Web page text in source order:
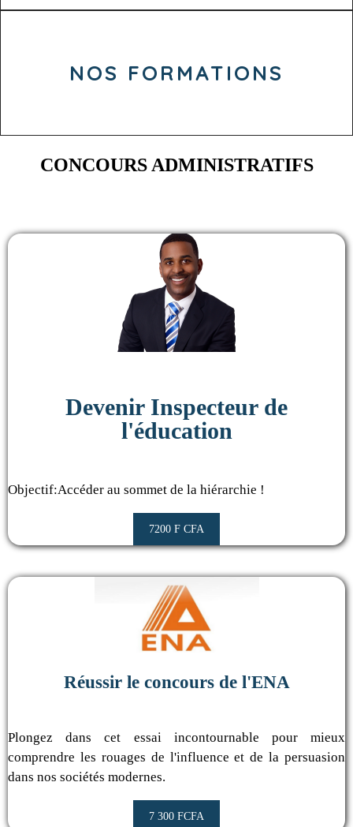
NOS FORMATIONS
CONCOURS ADMINISTRATIFS
Devenir Inspecteur de
l'éducation
Objectif:Accéder au sommet de la hiérarchie !
7200 F CFA
Réussir le concours de l'ENA
Plongez dans cet essai incontournable pour mieux
comprendre les rouages de l'influence et de la persuasion
dans nos sociétés modernes.
7 300 FCFA